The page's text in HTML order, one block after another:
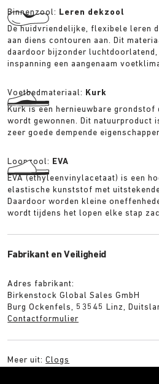
Binnenzool: Leren dekzool
De huidvriendelijke, flexibele leren
aan diens contouren aan. Dit
daardoor bijzonder
inspanning een aangenaam
Voetbedmateriaal: Kurk
Kurk is een hernieuwbare
wordt gewonnen. Dit natuurproduct
zeer goede dempende
Loopzool: EVA
EVA (ethyleenvinylacetaat) is een
elastische kunststof met
Daardoor worden kleine
wordt tijdens het lopen elke stap
Fabrikant en Veiligheid
Adres fabrikant:
Birkenstock Global Sales GmbH
Burg Ockenfels, 53545 Linz,
Contactformulier
Meer uit:Clogs